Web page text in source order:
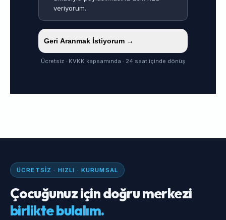
veriyorum.
Geri Aranmak İstiyorum →
Ücretsiz · KVKK kapsamında · 24 saat içinde dönüş
ÜCRETSIZ · HIZLI · KURUMSAL
Çocuğunuz için doğru merkezi
birlikte bulalım.